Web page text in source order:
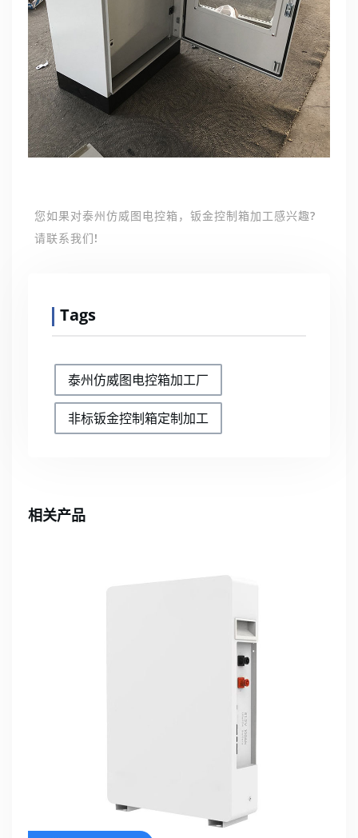
您如果对泰州仿威图电控箱，钣金控制箱加工感兴趣?
请联系我们!
Tags
泰州仿威图电控箱加工厂
非标钣金控制箱定制加工
相关产品